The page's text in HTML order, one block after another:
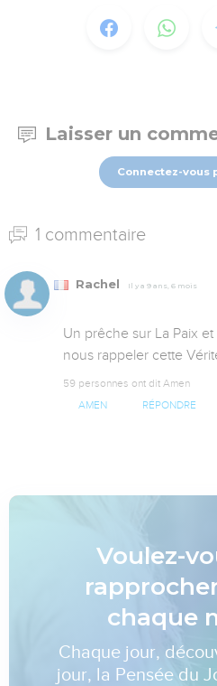
Laisser un
Connectez-vous
1 commentaire
Rachel Il y a 9 ans, 6 mois
Un prêche sur La Paix
nous rappeler cette
59 personnes ont dit Amen
AMEN RÉPONDRE
Voulez-
chaque
Chaque jour,
jour, la Pensée du